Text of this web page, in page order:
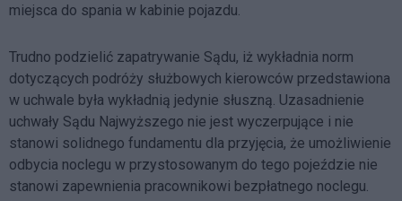
miejsca do spania w kabinie pojazdu.
Trudno podzielić zapatrywanie Sądu, iż wykładnia norm
dotyczących podróży służbowych kierowców przedstawiona
w uchwale była wykładnią jedynie słuszną. Uzasadnienie
uchwały Sądu Najwyższego nie jest wyczerpujące i nie
stanowi solidnego fundamentu dla przyjęcia, że umożliwienie
odbycia noclegu w przystosowanym do tego pojeździe nie
stanowi zapewnienia pracownikowi bezpłatnego noclegu.